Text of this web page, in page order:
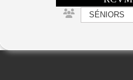
SÉNIORS